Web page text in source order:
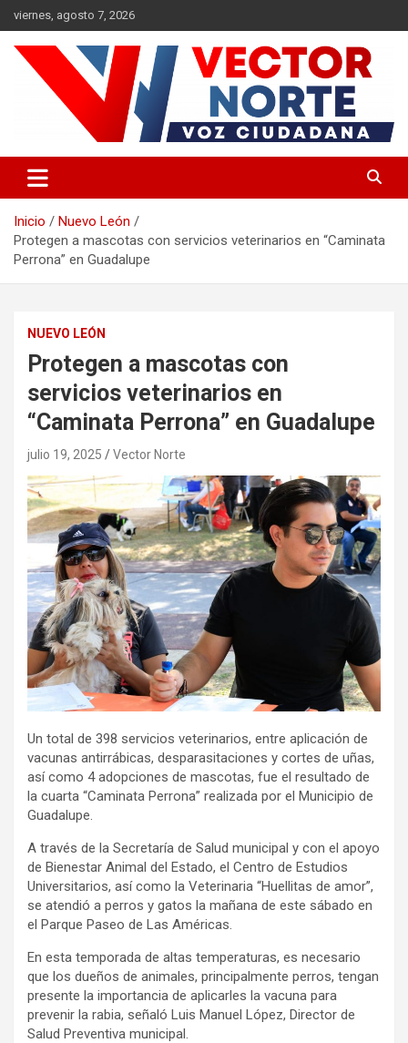
Saltar
al
contenido
viernes, agosto 7, 2026
Vector Norte
Inicio
Nuevo León
Protegen a mascotas con servicios veterinarios en “Caminata
Perrona” en Guadalupe
NUEVO LEÓN
Protegen a mascotas con
servicios veterinarios en
“Caminata Perrona” en Guadalupe
julio 19, 2025 Vector Norte
Un total de 398 servicios veterinarios, entre aplicación de
vacunas antirrábicas, desparasitaciones y cortes de uñas,
así como 4 adopciones de mascotas, fue el resultado de
la cuarta “Caminata Perrona” realizada por el Municipio de
Guadalupe.
A través de la Secretaría de Salud municipal y con el apoyo
de Bienestar Animal del Estado, el Centro de Estudios
Universitarios, así como la Veterinaria “Huellitas de amor”,
se atendió a perros y gatos la mañana de este sábado en
el Parque Paseo de Las Américas.
En esta temporada de altas temperaturas, es necesario
que los dueños de animales, principalmente perros, tengan
presente la importancia de aplicarles la vacuna para
prevenir la rabia, señaló Luis Manuel López, Director de
Salud Preventiva municipal.